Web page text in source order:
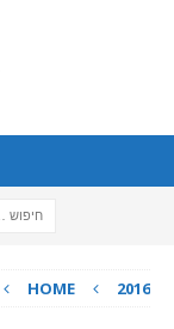
HOME 2016